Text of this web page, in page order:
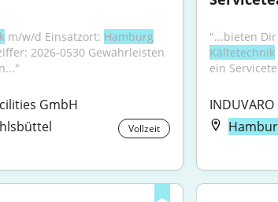
m/w/d Einsatzort: Hamburg
2026-0530 Gewährleisten
GmbH
Vollzeit
Kältetechnik
ein